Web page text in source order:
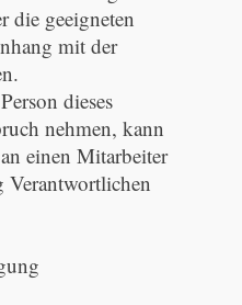
die geeigneten
mit der
dieses
nehmen, kann
einen Mitarbeiter
Verantwortlichen